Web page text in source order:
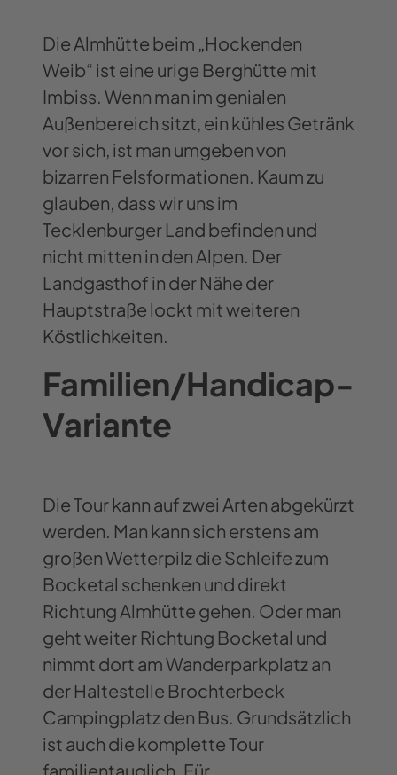
Die Almhütte beim „Hockenden
Weib“ ist eine urige Berghütte mit
Imbiss. Wenn man im genialen
Außenbereich sitzt, ein kühles Getränk
vor sich, ist man umgeben von
bizarren Felsformationen. Kaum zu
glauben, dass wir uns im
Tecklenburger Land befinden und
nicht mitten in den Alpen. Der
Landgasthof in der Nähe der
Hauptstraße lockt mit weiteren
Köstlichkeiten.
Familien/Handicap-
Variante
Die Tour kann auf zwei Arten abgekürzt
werden. Man kann sich erstens am
großen Wetterpilz die Schleife zum
Bocketal schenken und direkt
Richtung Almhütte gehen. Oder man
geht weiter Richtung Bocketal und
nimmt dort am Wanderparkplatz an
der Haltestelle Brochterbeck
Campingplatz den Bus. Grundsätzlich
ist auch die komplette Tour
familientauglich. Für